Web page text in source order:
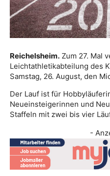
Reichelsheim. Zum 27. Mal
Leichtathletikabteilung des
Samstag, 26. August, den
Der Lauf ist für
Neueinsteigerinnen und
Staffeln mit zwei bis vier
-